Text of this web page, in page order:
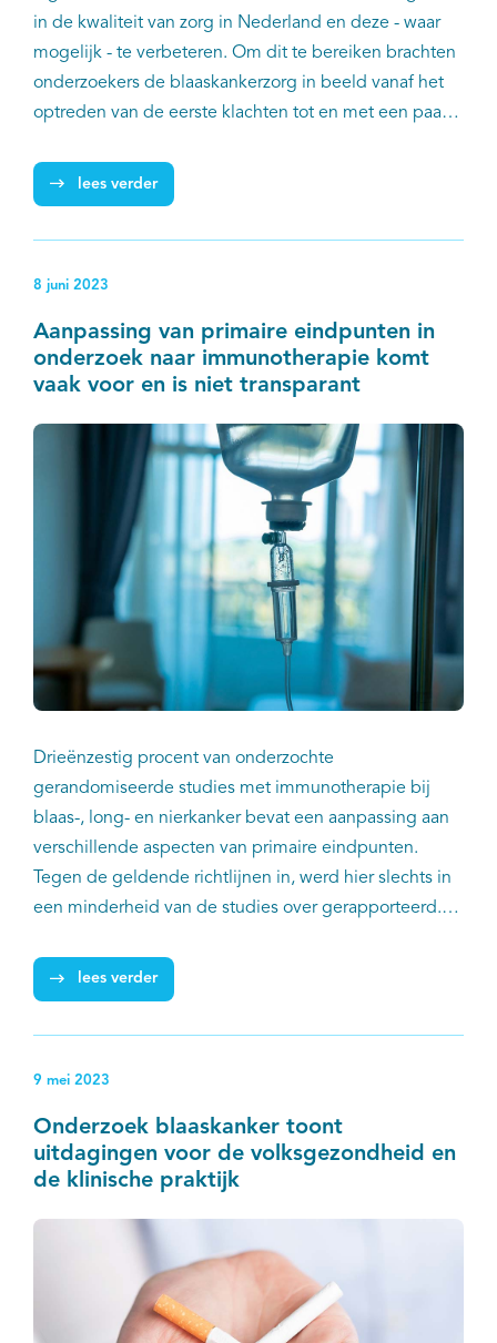
in de kwaliteit van zorg in Nederland en deze - waar
mogelijk - te verbeteren. Om dit te bereiken brachten
onderzoekers de blaaskankerzorg in beeld vanaf het
optreden van de eerste klachten tot en met een paar
kwamen veel relevante inzichten in de zorg voor
blaaskankerpatiënten. Deze zijn inmiddels gedeeld
deelnemende patiënten (en hun naasten).
lees verder
8 juni 2023
Aanpassing van primaire eindpunten in
onderzoek naar immunotherapie komt
vaak voor en is niet transparant
Drieënzestig procent van onderzochte
gerandomiseerde studies met immunotherapie bij
blaas-, long- en nierkanker bevat een aanpassing aan
verschillende aspecten van primaire eindpunten.
Tegen de geldende richtlijnen in, werd hier slechts in
een minderheid van de studies over gerapporteerd.
JAMA Oncology. De onderzoekers roepen
vakgenoten op om veranderingen aan primaire
lees verder
9 mei 2023
Onderzoek blaaskanker toont
uitdagingen voor de volksgezondheid en
de klinische praktijk